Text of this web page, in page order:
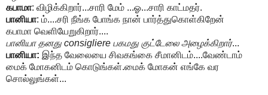
கபாமா: விழிக்கிறார்...சாரி மேம் ...ஓ...சாரி காட்மதர்.
பானியா: ம்....சரி நீங்க போங்க நான் பார்த்துகொள்கிறேன்
கபாமா வெளியேறுகிறார்....
பானியா தனது consigliere பகமது குட்டேலை அழைக்கிறார்...
பானியா: இந்த வேலையை சிவகங்கை சீமானிடம்....வேண்டாம்
மைக் மோகனிடம் கொடுங்கள்.மைக் மோகன் எங்கே வர
சொல்லுங்கள்...